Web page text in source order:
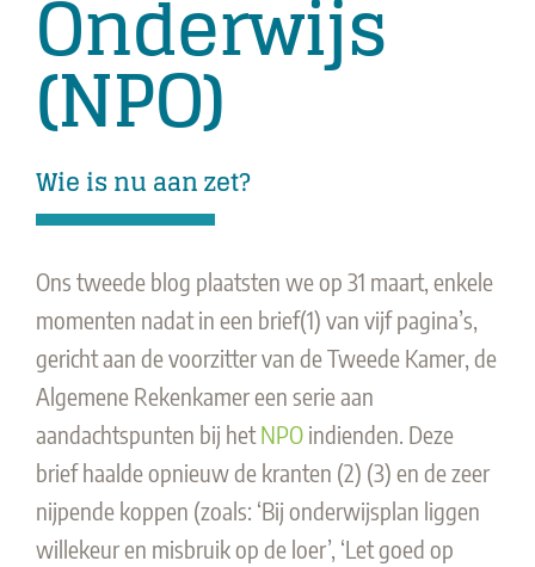
Onderwijs
(NPO)
Wie is nu aan zet?
Ons tweede blog plaatsten we op 31 maart, enkele
momenten nadat in een brief(1) van vijf pagina’s,
gericht aan de voorzitter van de Tweede Kamer, de
Algemene Rekenkamer een serie aan
aandachtspunten bij hetNPO indienden. Deze
brief haalde opnieuw de kranten (2) (3) en de zeer
nijpende koppen (zoals: ‘Bij onderwijsplan liggen
willekeur en misbruik op de loer’, ‘Let goed op